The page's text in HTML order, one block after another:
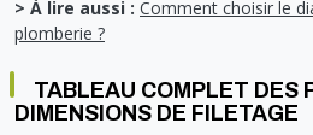
> À lire aussi : Comment choisir le
plomberie ?
TABLEAU COMPLET DES
DIMENSIONS DE FILETAGE